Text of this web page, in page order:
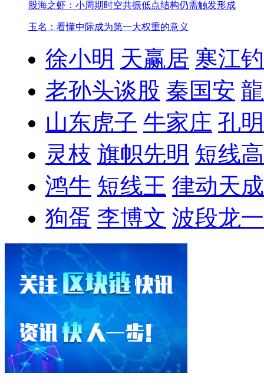
股海之虾：小周期时空共振低点结构仍需触发形成
玉名：看懂中际成为第一大权重的意义
徐小明 天赢居 寒江
老孙头谈股 秦国安
山东虎子 牛家庄 孔
灵枝 旗帜先明 短线
鸿牛 短线王 律动天成
狗蛋 李博文 波段龙一